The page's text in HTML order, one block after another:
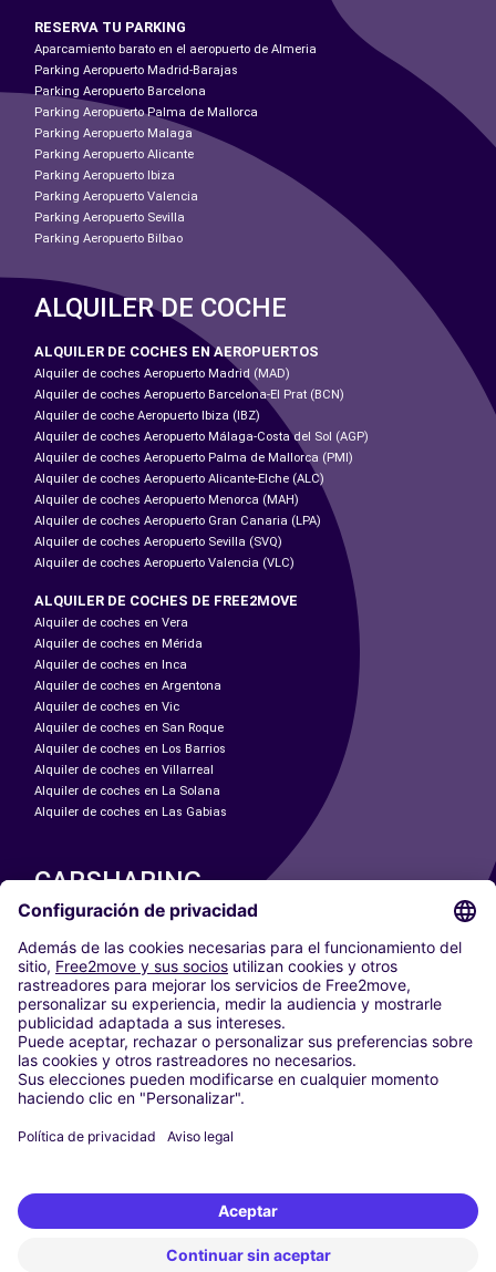
RESERVA TU PARKING
Aparcamiento barato en el aeropuerto de Almeria
Parking Aeropuerto Madrid-Barajas
Parking Aeropuerto Barcelona
Parking Aeropuerto Palma de Mallorca
Parking Aeropuerto Malaga
Parking Aeropuerto Alicante
Parking Aeropuerto Ibiza
Parking Aeropuerto Valencia
Parking Aeropuerto Sevilla
Parking Aeropuerto Bilbao
ALQUILER DE COCHE
ALQUILER DE COCHES EN AEROPUERTOS
Alquiler de coches Aeropuerto Madrid (MAD)
Alquiler de coches Aeropuerto Barcelona-El Prat (BCN)
Alquiler de coche Aeropuerto Ibiza (IBZ)
Alquiler de coches Aeropuerto Málaga-Costa del Sol (AGP)
Alquiler de coches Aeropuerto Palma de Mallorca (PMI)
Alquiler de coches Aeropuerto Alicante-Elche (ALC)
Alquiler de coches Aeropuerto Menorca (MAH)
Alquiler de coches Aeropuerto Gran Canaria (LPA)
Alquiler de coches Aeropuerto Sevilla (SVQ)
Alquiler de coches Aeropuerto Valencia (VLC)
ALQUILER DE COCHES DE FREE2MOVE
Alquiler de coches en Vera
Alquiler de coches en Mérida
Alquiler de coches en Inca
Alquiler de coches en Argentona
Alquiler de coches en Vic
Alquiler de coches en San Roque
Alquiler de coches en Los Barrios
Alquiler de coches en Villarreal
Alquiler de coches en La Solana
Alquiler de coches en Las Gabias
CARSHARING
NUESTRAS CIUDADES
Paris
Madrid
Washington DC
Milán
Roma
Turín
Viena
Berlín
Düsseldorf